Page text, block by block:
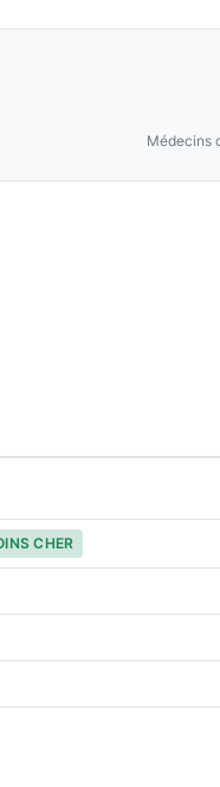
Médecins
CHER